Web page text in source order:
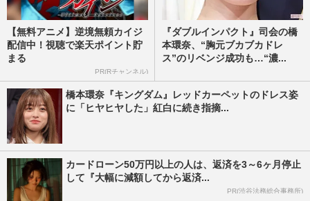
【無料アニメ】逆境無頼カイジ
配信中！視聴で楽天ポイント貯
まる
PR(Rチャンネル)
『ダブルインパクト』司会の橋
本環奈、“胸元ブカブカドレ
ス”のリベンジ成功も…“濃...
橋本環奈『キングダム』レッドカーペットのドレス姿
に「ヒヤヒヤした」紅白に続き指摘...
カードローン50万円以上の人は、返済を3～6ヶ月停止
して『大幅に減額してから返済...
PR(渋谷法務総合事務所)